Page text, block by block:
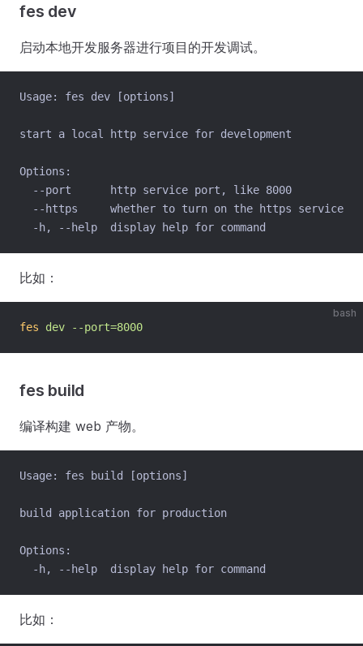
fes dev
启动本地开发服务器进行项目的开发调试。
Usage: fes dev [options]
start a local http service for development
Options:
  --port      http service port, like 8000
  --https     whether to turn on the https service
  -h, --help  display help for command
比如：
bash
fes dev --port=8000
fes build
编译构建 web 产物。
Usage: fes build [options]
build application for production
Options:
  -h, --help  display help for command
比如：